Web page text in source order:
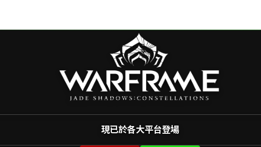
現已於各大平台登場